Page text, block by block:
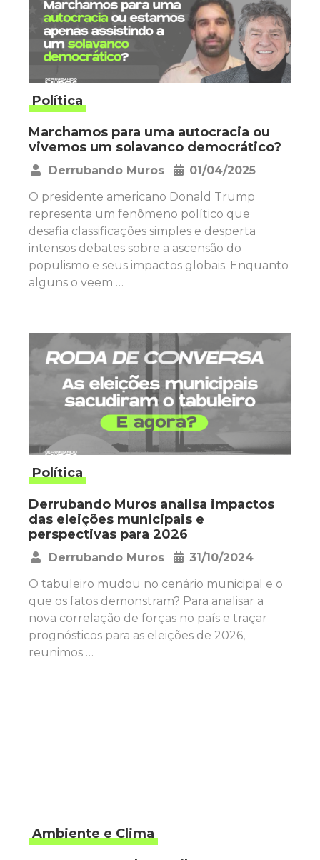
Política
Marchamos para uma autocracia ou
vivemos um solavanco democrático?
Derrubando Muros
01/04/2025
O presidente americano Donald Trump
representa um fenômeno político que
desafia classificações simples e desperta
intensos debates sobre a ascensão do
populismo e seus impactos globais. Enquanto
alguns o veem …
Política
Derrubando Muros analisa impactos
das eleições municipais e
perspectivas para 2026
Derrubando Muros
31/10/2024
O tabuleiro mudou no cenário municipal e o
que os fatos demonstram? Para analisar a
nova correlação de forças no país e traçar
prognósticos para as eleições de 2026,
reunimos …
Ambiente e Clima